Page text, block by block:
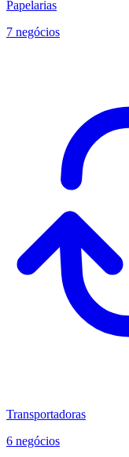
Papelarias
7 negócios
Transportadoras
6 negócios